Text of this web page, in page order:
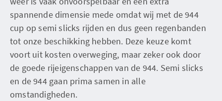
spannende dimensie mede omdat wij met de 944
cup op semi slicks rijden en dus geen regenbanden
tot onze beschikking hebben. Deze keuze komt
voort uit kosten overweging, maar zeker ook door
de goede rijeigenschappen van de 944. Semi slicks
en de 944 gaan prima samen in alle
omstandigheden.